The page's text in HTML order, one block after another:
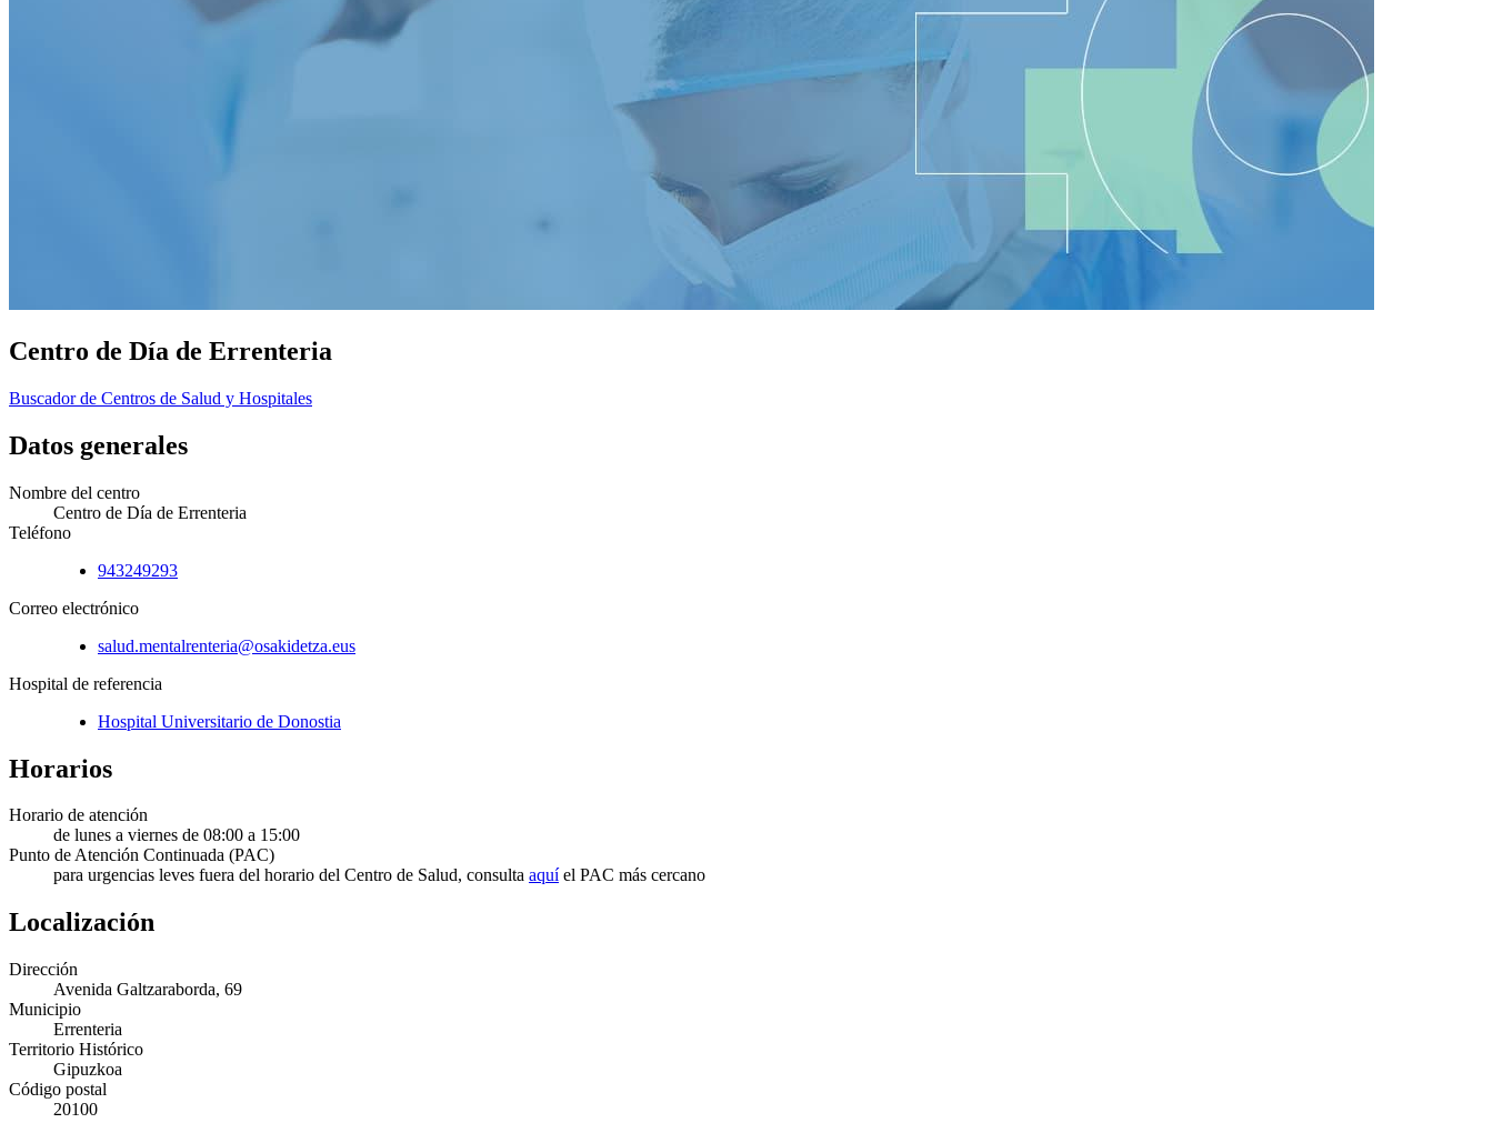
Centro de Día de Errenteria
Buscador de Centros de Salud y Hospitales
Datos generales
Nombre del centro
Centro de Día de Errenteria
Teléfono
943249293
Correo electrónico
salud.mentalrenteria@osakidetza.eus
Hospital de referencia
Hospital Universitario de Donostia
Horarios
Horario de atención
de lunes a viernes de 08:00 a 15:00
Punto de Atención Continuada (PAC)
para urgencias leves fuera del horario del Centro de Salud, consulta aquíel PAC más cercano
Localización
Dirección
Avenida Galtzaraborda, 69
Municipio
Errenteria
Territorio Histórico
Gipuzkoa
Código postal
20100